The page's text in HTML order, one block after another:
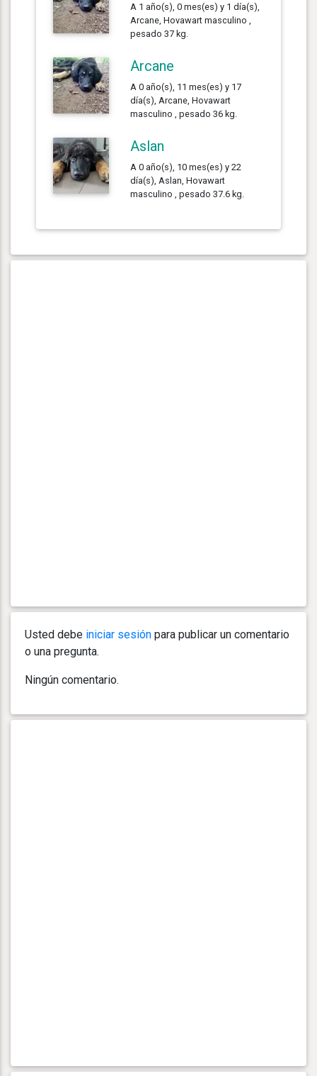
A 1 año(s), 0 mes(es) y 1 día(s),
Arcane, Hovawart masculino ,
pesado 37 kg.
Arcane
A 0 año(s), 11 mes(es) y 17
día(s), Arcane, Hovawart
masculino , pesado 36 kg.
Aslan
A 0 año(s), 10 mes(es) y 22
día(s), Aslan, Hovawart
masculino , pesado 37.6 kg.
Usted debe iniciar sesión para publicar un comentario
o una pregunta.
Ningún comentario.